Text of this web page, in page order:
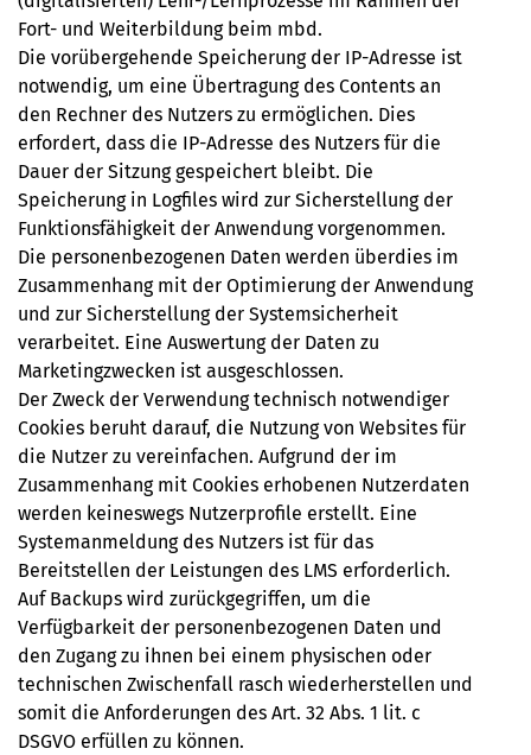
Fort- und Weiterbildung beim mbd.
Die vorübergehende Speicherung der IP-Adresse ist
notwendig, um eine Übertragung des Contents an
den Rechner des Nutzers zu ermöglichen. Dies
erfordert, dass die IP-Adresse des Nutzers für die
Dauer der Sitzung gespeichert bleibt. Die
Speicherung in Logﬁles wird zur Sicherstellung der
Funktionsfähigkeit der Anwendung vorgenommen.
Die personenbezogenen Daten werden überdies im
Zusammenhang mit der Optimierung der Anwendung
und zur Sicherstellung der Systemsicherheit
verarbeitet. Eine Auswertung der Daten zu
Marketingzwecken ist ausgeschlossen.
Der Zweck der Verwendung technisch notwendiger
Cookies beruht darauf, die Nutzung von Websites für
die Nutzer zu vereinfachen. Aufgrund der im
Zusammenhang mit Cookies erhobenen Nutzerdaten
werden keineswegs Nutzerproﬁle erstellt. Eine
Systemanmeldung des Nutzers ist für das
Bereitstellen der Leistungen des LMS erforderlich.
Auf Backups wird zurückgegriffen, um die
Verfügbarkeit der personenbezogenen Daten und
den Zugang zu ihnen bei einem physischen oder
technischen Zwischenfall rasch wiederherstellen und
somit die Anforderungen des Art. 32 Abs. 1 lit. c
DSGVO erfüllen zu können.